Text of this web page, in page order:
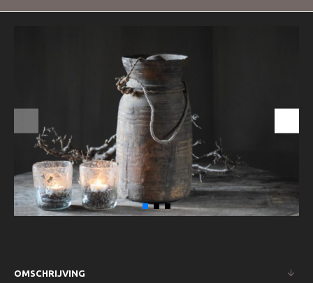
OMSCHRIJVING